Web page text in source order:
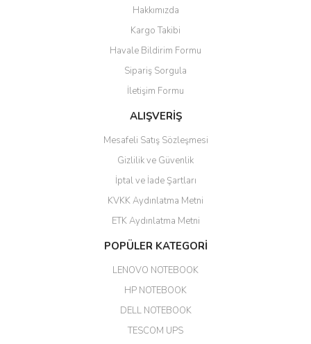
güzel paketlenmiş ama yanında
ile 24 izlenmektedir diye küçük
bir tabela olsa daha hoş
hızlı güvenli bir alışveriş oldu
Yalçın Kaya | 20/06/2026
ahmet yiğit | 29/04/2026
Aldığım ürün kapalı kutu teslim
edildi. Teşekkür ederim.
GÜRKAN KETHÜDAOĞLU |
Hakkımızda
Kargo Takibi
Havale Bildirim Formu
Sipariş Sorgula
İletişim Formu
ALIŞVERİŞ
Mesafeli Satış Sözleşmesi
Gizlilik ve Güvenlik
İptal ve İade Şartları
KVKK Aydınlatma Metni
ETK Aydınlatma Metni
POPÜLER KATEGORİ
LENOVO NOTEBOOK
HP NOTEBOOK
DELL NOTEBOOK
TESCOM UPS